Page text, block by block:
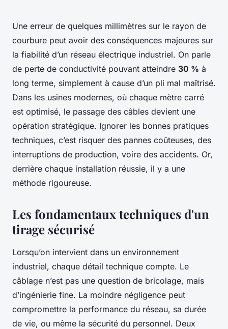
Une erreur de quelques millimètres sur le rayon de
courbure peut avoir des conséquences majeures sur
la fiabilité d’un réseau électrique industriel. On parle
de perte de conductivité pouvant atteindre 30 % à
long terme, simplement à cause d’un pli mal maîtrisé.
Dans les usines modernes, où chaque mètre carré
est optimisé, le passage des câbles devient une
opération stratégique. Ignorer les bonnes pratiques
techniques, c’est risquer des pannes coûteuses, des
interruptions de production, voire des accidents. Or,
derrière chaque installation réussie, il y a une
méthode rigoureuse.
Les fondamentaux techniques d'un
tirage sécurisé
Lorsqu’on intervient dans un environnement
industriel, chaque détail technique compte. Le
câblage n’est pas une question de bricolage, mais
d’ingénierie fine. La moindre négligence peut
compromettre la performance du réseau, sa durée
de vie, ou même la sécurité du personnel. Deux